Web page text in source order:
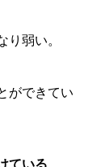
り弱い。
ができてい
ている